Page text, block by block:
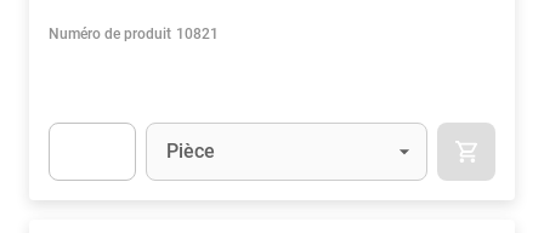
Numéro de produit 10821
Unité
Pièce